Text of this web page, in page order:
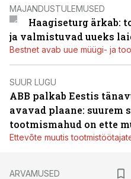
ARVAMUSED
MAJANDUSTULEMUSED
Haagiseturg ärkab:
ja valmistuvad uueks
Bestnet avab uue müügi- ja
SUUR LUGU
ABB palkab Eestis
avavad plaane: suurem
tootmismahud on ette
Ettevõte muutis